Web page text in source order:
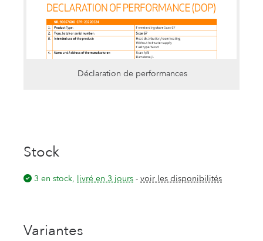
Déclaration de performances
Stock
3 en stock, livré en 3 jours - voir les disponibilités
Variantes